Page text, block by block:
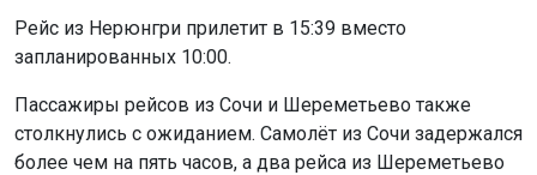
Рейс из Нерюнгри прилетит в 15:39 вместо
запланированных 10:00.
Пассажиры рейсов из Сочи и Шереметьево также
столкнулись с ожиданием. Самолёт из Сочи задержался
более чем на пять часов, а два рейса из Шереметьево